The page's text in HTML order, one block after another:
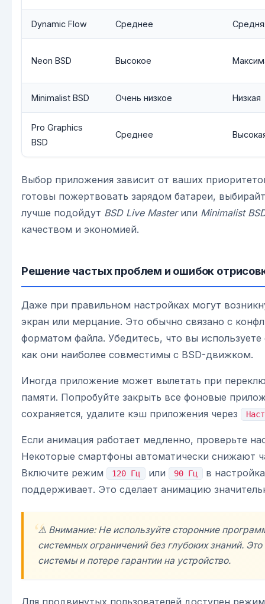
Dynamic Flow Среднее
Neon BSD Высокое
Minimalist BSD Очень низкое Низкая
Pro Graphics
BSD
Среднее
Выбор приложения зависит от ваших
готовы пожертвовать зарядом батареи,
лучше подойдут BSD Live Masterили Minimalist
качеством и экономией.
Решение частых проблем и ошибок
Даже при правильном настройках могут
экран или мерцание. Это обычно связано с
форматом файла. Убедитесь, что вы
как они наиболее совместимы с BSD-движком.
Иногда приложение может вылетать при
памяти. Попробуйте закрыть все фоновые
сохраняется, удалите кэш приложения через
Если анимация работает медленно, проверьте
Некоторые смартфоны автоматически снижают
Включите режим
120 Гц или 90 Гц
в
поддерживает. Это сделает анимацию
⚠️ Внимание: Не используйте сторонние
системных ограничений без глубоких знаний.
системы и потере гарантии на устройство.
Для продвинутых пользователей доступен